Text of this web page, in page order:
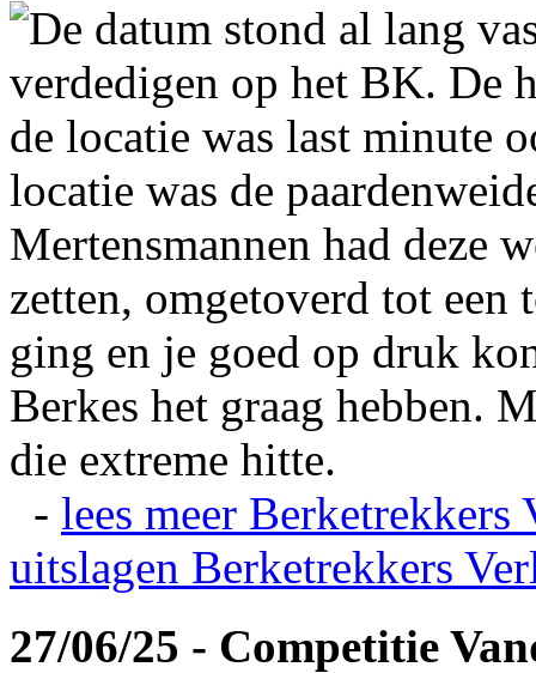
De datum stond al lang
verdedigen op het BK. De
de locatie was last minute
locatie was de
Mertensmannen had deze
zetten, omgetoverd tot
ging en je goed op druk
Berkes het graag hebben.
die extreme hitte.
- lees meer Berketrekkers
uitslagen Berketrekkers
27/06/25 - Competitie